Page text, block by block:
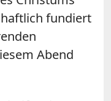
fundiert
Abend